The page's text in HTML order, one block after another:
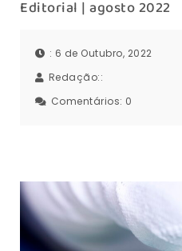
Editorial | agosto 2022
: 6 de Outubro, 2022
Redação::
Comentários: 0